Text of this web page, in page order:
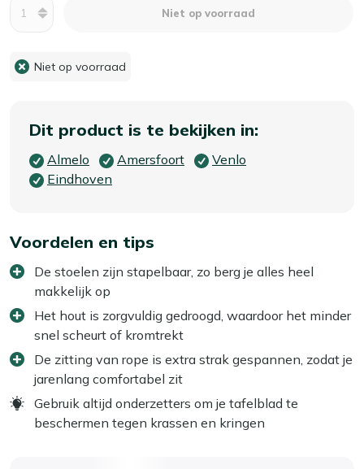
Niet op voorraad
Niet op voorraad
Dit product is te bekijken in:
Almelo Amersfoort
Venlo
Eindhoven
Voordelen en tips
De stoelen zijn stapelbaar, zo berg je alles heel
makkelijk op
Het hout is zorgvuldig gedroogd, waardoor het minder
snel scheurt of kromtrekt
De zitting van rope is extra strak gespannen, zodat je
jarenlang comfortabel zit
Gebruik altijd onderzetters om je tafelblad te
beschermen tegen krassen en kringen